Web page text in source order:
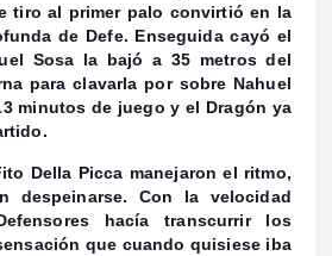
tiro al primer palo convirtió en la
de Defe. Enseguida cayó el
Sosa la bajó a 35 metros del
para clavarla por sobre Nahuel
minutos de juego y el Dragón ya
Della Picca manejaron el ritmo,
despeinarse. Con la velocidad
hacía transcurrir los
que cuando quisiese iba